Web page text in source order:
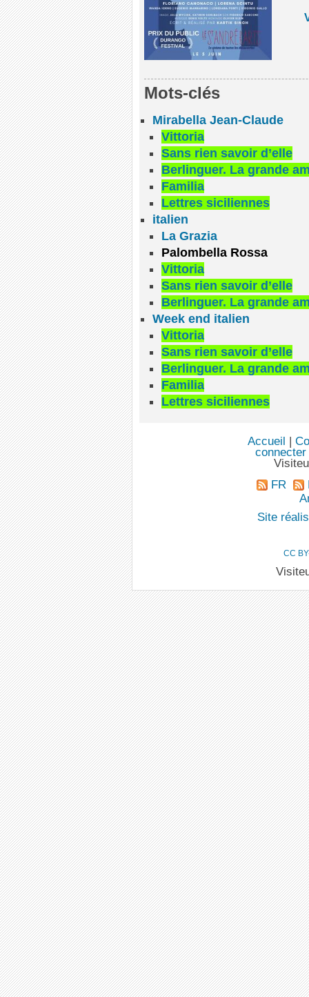
Mots-clés
Mirabella Jean-Claude
Vittoria
Sans rien savoir d’elle
Berlinguer. La grande
Familia
Lettres siciliennes
italien
La Grazia
Palombella Rossa
Vittoria
Sans rien savoir d’elle
Berlinguer. La grande
Week end italien
Vittoria
Sans rien savoir d’elle
Berlinguer. La grande
Familia
Lettres siciliennes
Accueil |
connecter
FR
Site
CC